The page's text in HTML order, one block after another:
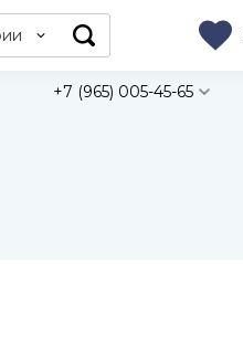
+7 (965) 005-45-65